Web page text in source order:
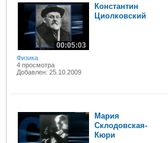
00:05:03
Физика
4 просмотра
Добавлен: 25.10.2009
Константин
Циолковский
Мария
Склодовская-
Кюри